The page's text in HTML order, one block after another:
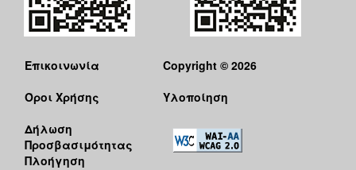
Επικοινωνία
Όροι Χρήσης
Δήλωση
Προσβασιμότητας
Πλοήγηση
Copyright © 2026
Υλοποίηση